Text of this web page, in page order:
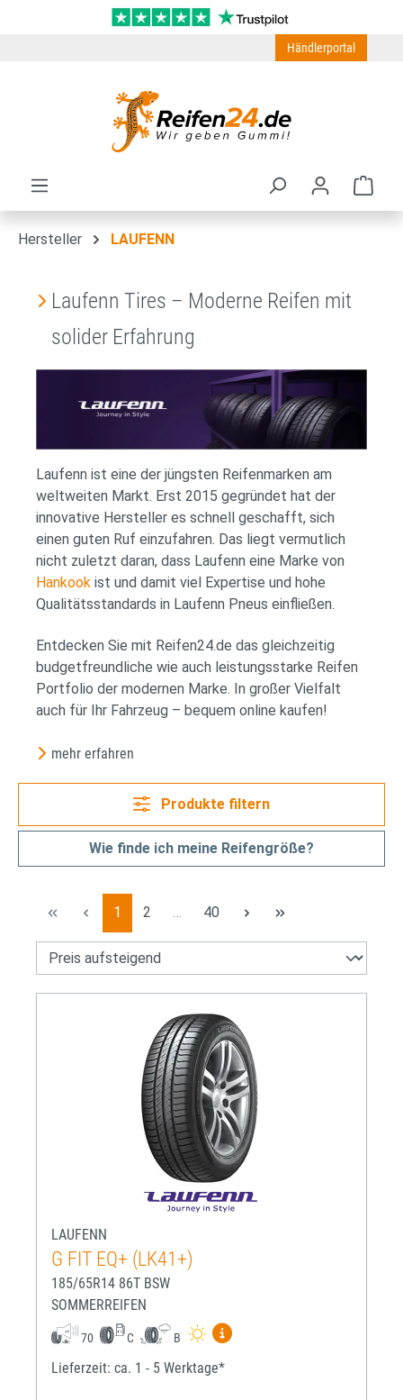
Zum Hauptinhalt springen
Händlerportal
Hersteller LAUFENN
Laufenn Tires – Moderne Reifen mit
solider Erfahrung
Laufenn ist eine der jüngsten Reifenmarken am
weltweiten Markt. Erst 2015 gegründet hat der
innovative Hersteller es schnell geschafft, sich
einen guten Ruf einzufahren. Das liegt vermutlich
nicht zuletzt daran, dass Laufenn eine Marke von
Hankook ist und damit viel Expertise und hohe
Qualitätsstandards in Laufenn Pneus einfließen.
Entdecken Sie mit Reifen24.de das gleichzeitig
budgetfreundliche wie auch leistungsstarke Reifen
Portfolio der modernen Marke. In großer Vielfalt
auch für Ihr Fahrzeug – bequem online kaufen!
mehr erfahren
Produkte filtern
Wie finde ich meine Reifengröße?
Seite
1 Seite
2 … Seite
40
LAUFENN
G FIT EQ+ (LK41+)
185/65R14 86T BSW
SOMMERREIFEN
70 C B
Mehr Informationen zum
Lieferzeit: ca. 1 - 5 Werktage*